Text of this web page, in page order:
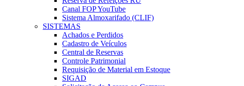
Canal FOP YouTube
Sistema Almoxarifado (CLIF)
SISTEMAS
Achados e Perdidos
Cadastro de Veículos
Central de Reservas
Controle Patrimonial
Requisição de Material em Estoque
SIGAD